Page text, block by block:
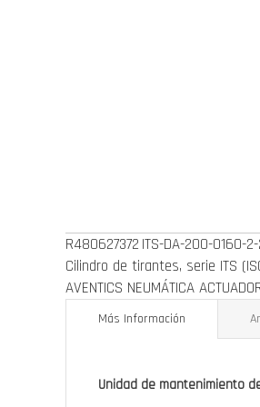
R480627372 ITS-DA-200-0160-
Cilindro de tirantes, serie ITS
AVENTICS NEUMÁTICA
Más Información
Más
Unidad de mantenimiento